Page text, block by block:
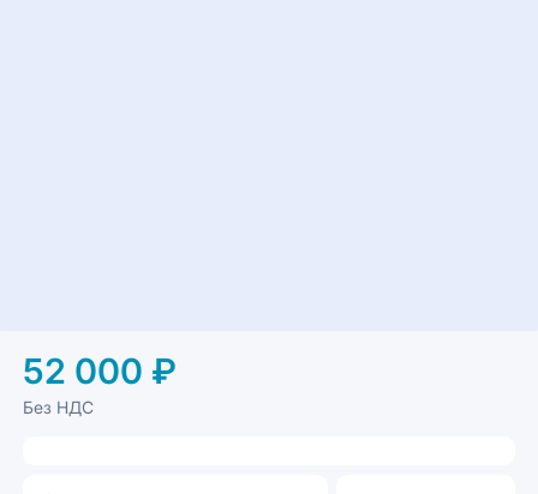
52 000 ₽
Без НДС